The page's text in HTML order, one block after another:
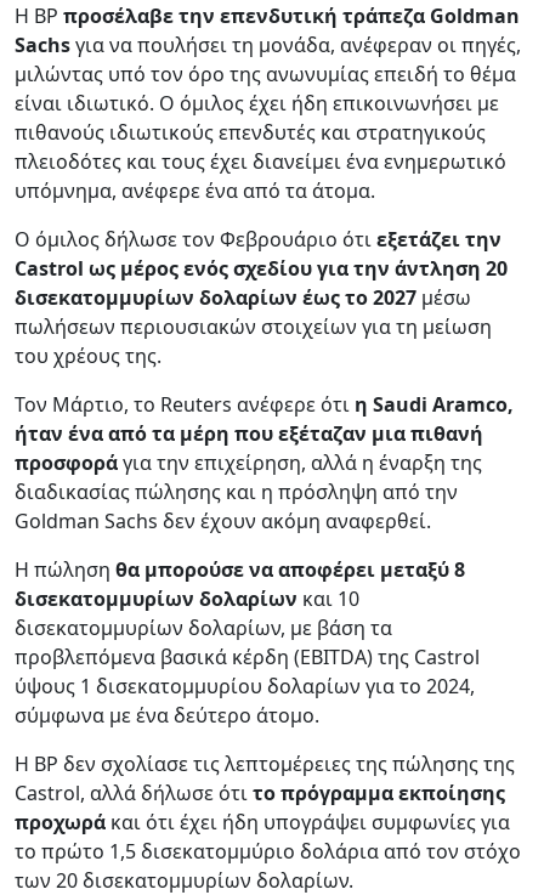
Η BP προσέλαβε την επενδυτική τράπεζα Goldman
Sachsγια να πουλήσει τη μονάδα, ανέφεραν οι πηγές,
μιλώντας υπό τον όρο της ανωνυμίας επειδή το θέμα
είναι ιδιωτικό. Ο όμιλος έχει ήδη επικοινωνήσει με
πιθανούς ιδιωτικούς επενδυτές και στρατηγικούς
πλειοδότες και τους έχει διανείμει ένα ενημερωτικό
υπόμνημα, ανέφερε ένα από τα άτομα.
Ο όμιλος δήλωσε τον Φεβρουάριο ότιεξετάζει την
Castrol ως μέρος ενός σχεδίου για την άντληση 20
δισεκατομμυρίων δολαρίων έως το 2027 μέσω
πωλήσεων περιουσιακών στοιχείων για τη μείωση
του χρέους της.
Τον Μάρτιο, το Reuters ανέφερε ότι η Saudi Aramco,
ήταν ένα από τα μέρη που εξέταζαν μια πιθανή
προσφοράγια την επιχείρηση, αλλά η έναρξη της
διαδικασίας πώλησης και η πρόσληψη από την
Goldman Sachs δεν έχουν ακόμη αναφερθεί.
Η πώληση θα μπορούσε να αποφέρει μεταξύ 8
δισεκατομμυρίων δολαρίων και 10
δισεκατομμυρίων δολαρίων, με βάση τα
προβλεπόμενα βασικά κέρδη (EBITDA) της Castrol
ύψους 1 δισεκατομμυρίου δολαρίων για το 2024,
σύμφωνα με ένα δεύτερο άτομο.
Η BP δεν σχολίασε τις λεπτομέρειες της πώλησης της
Castrol, αλλά δήλωσε ότιτο πρόγραμμα εκποίησης
προχωρά και ότι έχει ήδη υπογράψει συμφωνίες για
το πρώτο 1,5 δισεκατομμύριο δολάρια από τον στόχο
των 20 δισεκατομμυρίων δολαρίων.